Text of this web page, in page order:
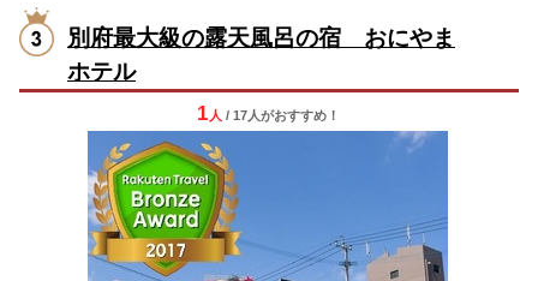
別府最大級の露天風呂の宿 おにやま
ホテル
1 人 / 17人がおすすめ！